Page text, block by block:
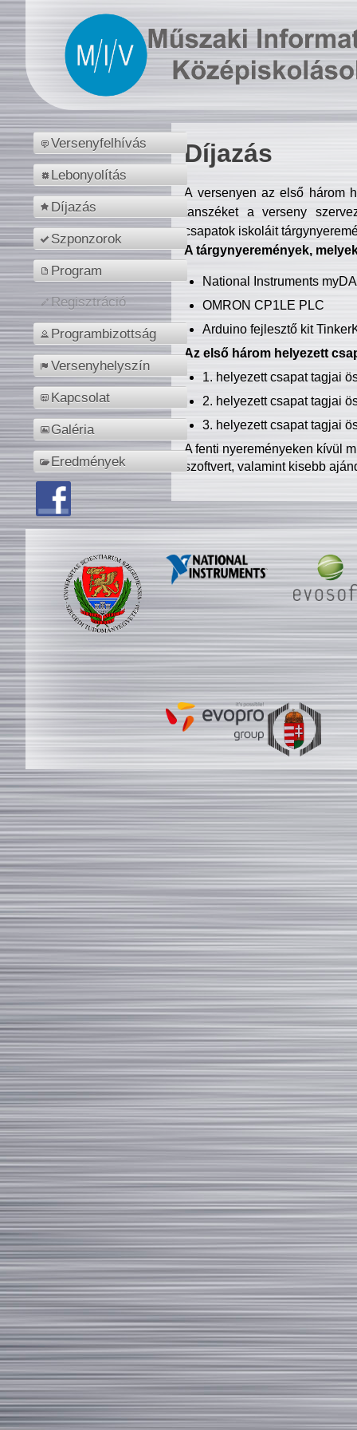
Versenyfelhívás
Lebonyolítás
Díjazás
Szponzorok
Program
Regisztráció
Programbizottság
Versenyhelyszín
Kapcsolat
Galéria
Eredmények
Díjazás
A versenyen az első három
tanszéket a verseny
csapatok iskoláit
A tárgynyeremények,
National Instruments
OMRON CP1LE PLC
Arduino fejlesztő kit
Az első három helyezett
1. helyezett csapat tagjai
2. helyezett csapat tagjai
3. helyezett csapat tagjai
A fenti nyereményeken kívül
szoftvert, valamint kisebb